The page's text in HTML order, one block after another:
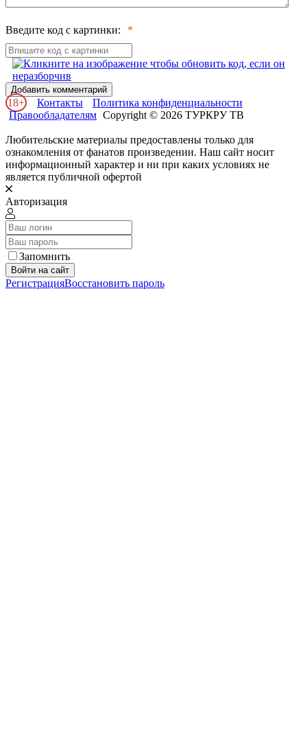
Введите код с картинки:
Добавить комментарий
18+ Контакты
Политика конфиденциальности
Правообладателям Copyright © 2026 ТУРКРУ ТВ
Любительские материалы предоставлены только для
ознакомления от фанатов произведении. Наш сайт носит
информационный характер и ни при каких условиях не
является публичной офертой
Авторизация
Запомнить
Войти на сайт
РегистрацияВосстановить пароль